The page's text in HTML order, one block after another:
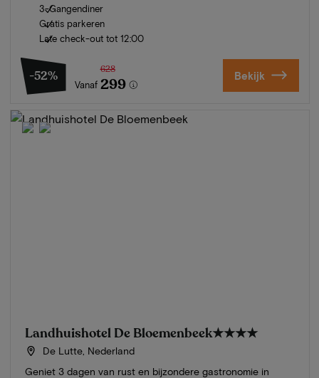
3-Gangendiner
Gratis parkeren
Late check-out tot 12:00
-52%
Vanaf
628
299 Bekijk
Landhuishotel De Bloemenbeek★★★★
De Lutte, Nederland
Geniet 3 dagen van rust en bijzondere gastronomie in